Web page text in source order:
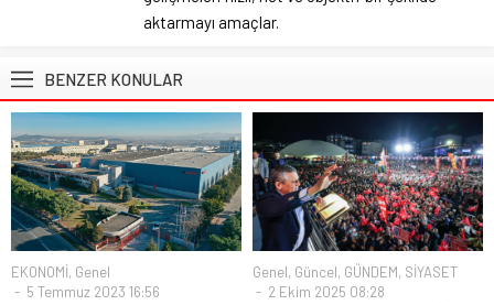
aktarmayı amaçlar.
BENZER KONULAR
EKONOMİ, Genel
5 Temmuz 2023 16:56
Genel, Güncel, GÜNDEM, SİYASET
2 Ekim 2025 08:28